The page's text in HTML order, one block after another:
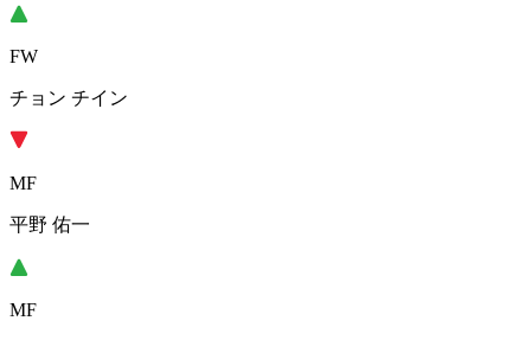
FW
チョン チイン
MF
平野 佑一
MF